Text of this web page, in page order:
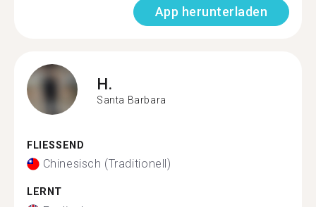
App herunterladen
H.
Santa Barbara
FLIESSEND
Chinesisch (Traditionell)
LERNT